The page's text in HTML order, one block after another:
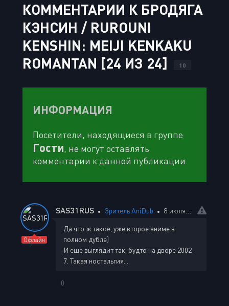
КОММЕНТАРИИ К БРОДЯГА
КЭНСИН / RUROUNI
KENSHIN: MEIJI KENKAKU
ROMANTAN [24 ИЗ 24]
10
ИНФОРМАЦИЯ
Посетители, находящиеся в группе
Гости, не могут оставлять
комментарии к данной публикации.
Офлайн
SAS31RUS Зритель AniDub 8 июля 2023 01:07
Да что ж такое, уже второе аниме в
полном дубле)
И еще выглядит так, будто на дворе 2002-
7. Такая ностальгия...
0